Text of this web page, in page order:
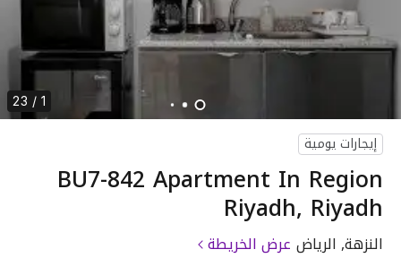
1 / 23
إيجارات يومية
BU7-842 Apartment In Region
Riyadh, Riyadh
النزهة, الرياض عرض الخريطة